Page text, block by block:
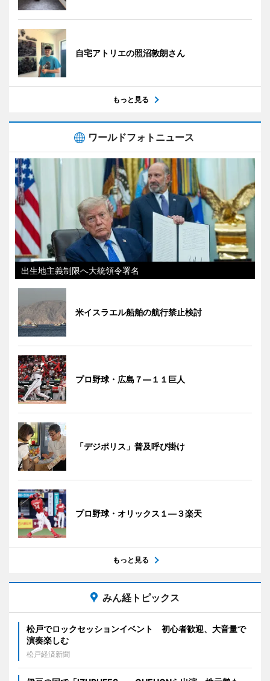
自宅アトリエの照沼敦朗さん
もっと見る
ワールドフォトニュース
出生地主義制限へ大統領令署名
米イスラエル船舶の航行禁止検討
プロ野球・広島７―１１巨人
「デジポリス」普及呼び掛け
プロ野球・オリックス１―３楽天
もっと見る
みん経トピックス
松戸でロックセッションイベント 初心者歓迎、大音量で
演奏楽しむ
松戸経済新聞